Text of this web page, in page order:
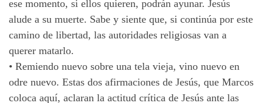
ese momento, si ellos quieren, podrán ayunar. Jesús
alude a su muerte. Sabe y siente que, si continúa por este
camino de libertad, las autoridades religiosas van a
querer matarlo.
• Remiendo nuevo sobre una tela vieja, vino nuevo en
odre nuevo. Estas dos afirmaciones de Jesús, que Marcos
coloca aquí, aclaran la actitud crítica de Jesús ante las